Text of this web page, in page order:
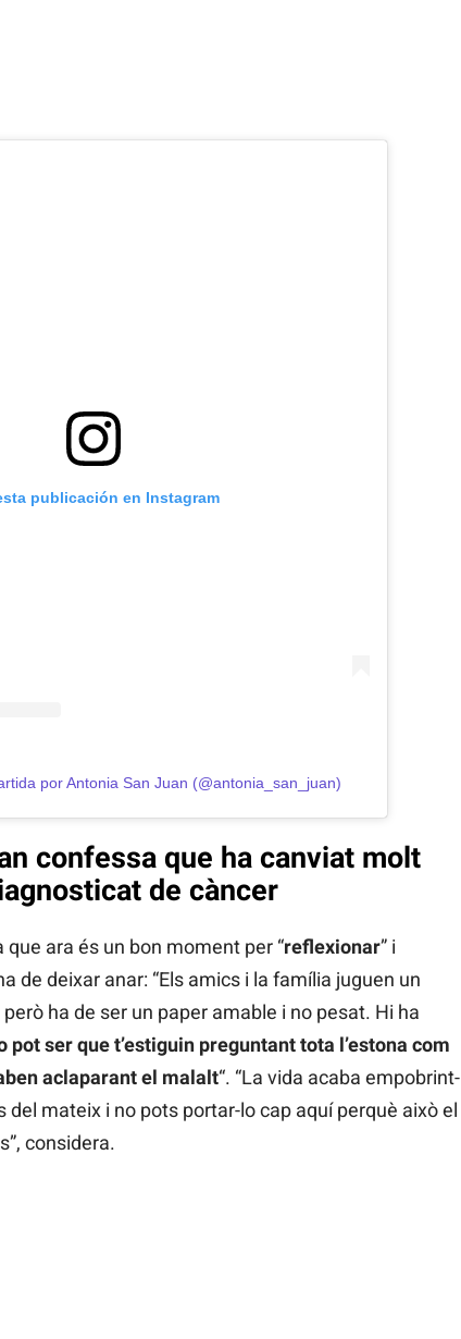
publicación en Instagram
por Antonia San Juan (@antonia_san_juan)
confessa que ha canviat molt
de càncer
que ara és un bon moment per “reflexionar” i
de deixar anar: “Els amics i la família juguen un
ha de ser un paper amable i no pesat. Hi ha
pot ser que t’estiguin preguntant tota l’estona com
aclaparant el malalt“. “La vida acaba empobrint-
del mateix i no pots portar-lo cap aquí perquè això el
considera.